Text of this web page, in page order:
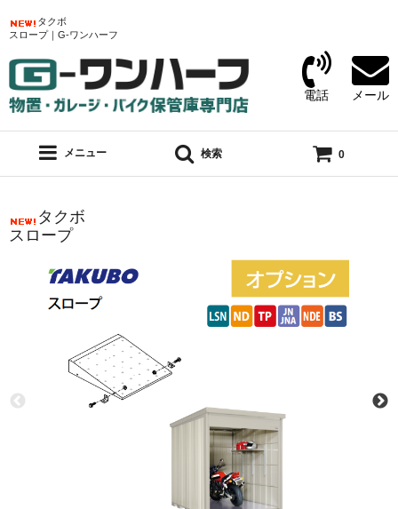
タクボ
スロープ｜G-ワンハーフ
電話 メール
メニュー 検索 0
タクボ
スロープ